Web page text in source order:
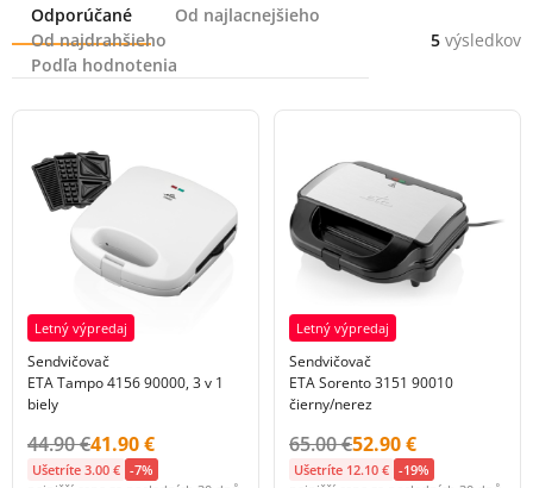
Radenie
Odporúčané
Od najlacnejšieho
Od najdrahšieho
Podľa hodnotenia
5 výsledkov
Letný výpredaj
Sendvičovač
ETA Tampo 4156 90000, 3 v 1
biely
Původní cena s DPH:
44.90 €Cena s DPH:
41.90 €
Ušetríte 3.00 € -7%
Letný výpredaj
Sendvičovač
ETA Sorento 3151 90010
čierny/nerez
Původní cena s DPH:
65.00 €Cena s DPH:
52.90 €
Ušetríte 12.10 € -19%